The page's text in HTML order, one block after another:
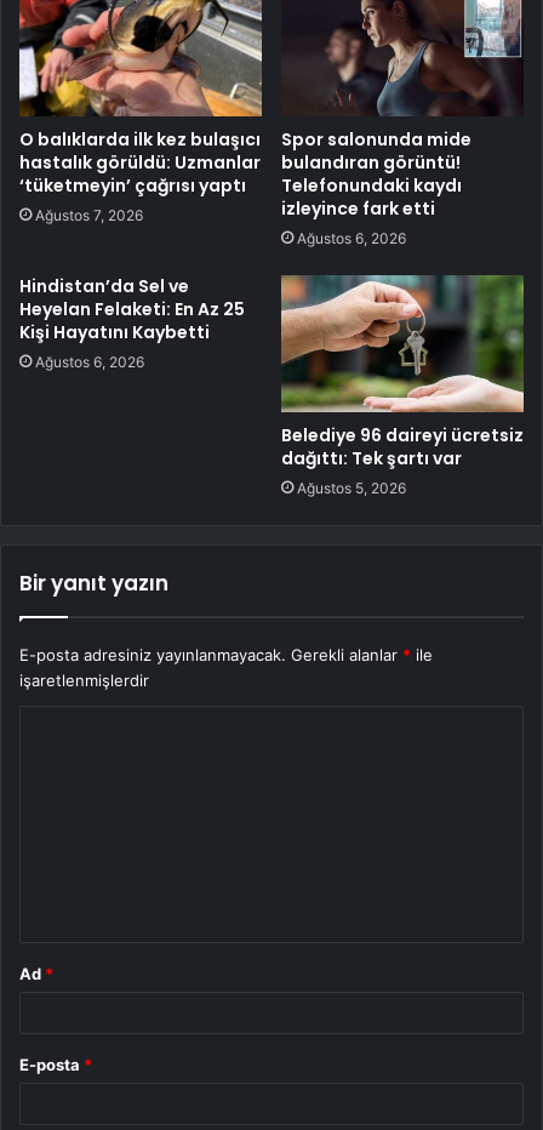
O balıklarda ilk kez bulaşıcı
hastalık görüldü: Uzmanlar
‘tüketmeyin’ çağrısı yaptı
Ağustos 7, 2026
Spor salonunda mide
bulandıran görüntü!
Telefonundaki kaydı
izleyince fark etti
Ağustos 6, 2026
Hindistan’da Sel ve
Heyelan Felaketi: En Az 25
Kişi Hayatını Kaybetti
Ağustos 6, 2026
Belediye 96 daireyi ücretsiz
dağıttı: Tek şartı var
Ağustos 5, 2026
Bir yanıt yazın
E-posta adresiniz yayınlanmayacak. Gerekli alanlar * ile
işaretlenmişlerdir
Ad *
E-posta *